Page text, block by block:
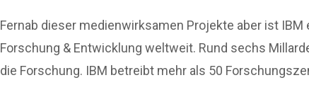
Fernab dieser medienwirksamen Projekte aber ist
Forschung & Entwicklung weltweit. Rund sechs
die Forschung. IBM betreibt mehr als 50